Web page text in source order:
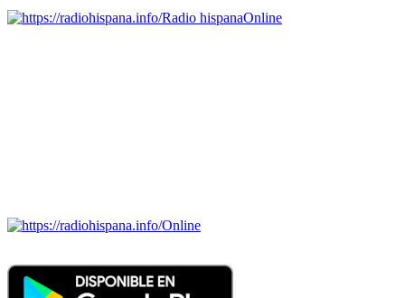
Radio hispanaOnline
Online